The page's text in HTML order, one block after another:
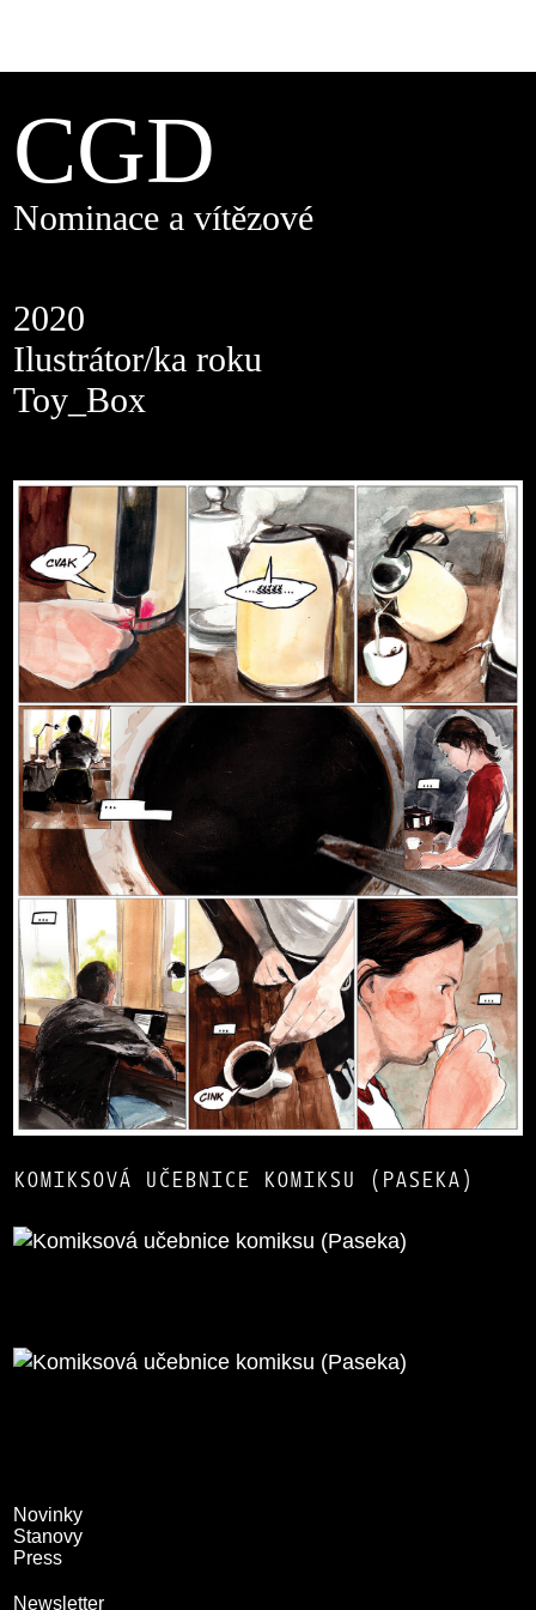
CGD
Nominace a vítězové
2020
Ilustrátor/ka roku
Toy_Box
KOMIKSOVÁ UČEBNICE KOMIKSU (PASEKA)
Novinky
Stanovy
Press
Newsletter